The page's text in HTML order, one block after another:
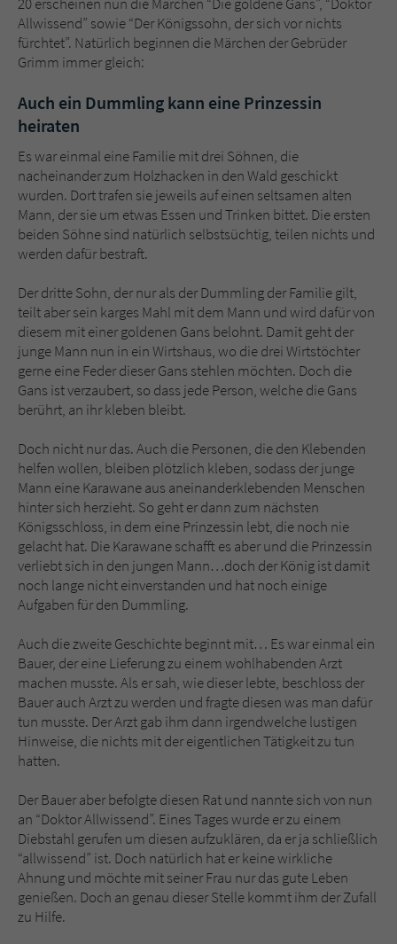
Allwissend” sowie “Der Königssohn, der sich vor nichts
fürchtet”. Natürlich beginnen die Märchen der Gebrüder
Grimm immer gleich:
Auch ein Dummling kann eine Prinzessin
heiraten
Es war einmal eine Familie mit drei Söhnen, die
nacheinander zum Holzhacken in den Wald geschickt
wurden. Dort trafen sie jeweils auf einen seltsamen alten
Mann, der sie um etwas Essen und Trinken bittet. Die ersten
beiden Söhne sind natürlich selbstsüchtig, teilen nichts und
werden dafür bestraft.
Der dritte Sohn, der nur als der Dummling der Familie gilt,
teilt aber sein karges Mahl mit dem Mann und wird dafür von
diesem mit einer goldenen Gans belohnt. Damit geht der
junge Mann nun in ein Wirtshaus, wo die drei Wirtstöchter
gerne eine Feder dieser Gans stehlen möchten. Doch die
Gans ist verzaubert, so dass jede Person, welche die Gans
berührt, an ihr kleben bleibt.
Doch nicht nur das. Auch die Personen, die den Klebenden
helfen wollen, bleiben plötzlich kleben, sodass der junge
Mann eine Karawane aus aneinanderklebenden Menschen
hinter sich herzieht. So geht er dann zum nächsten
Königsschloss, in dem eine Prinzessin lebt, die noch nie
gelacht hat. Die Karawane schafft es aber und die Prinzessin
verliebt sich in den jungen Mann…doch der König ist damit
noch lange nicht einverstanden und hat noch einige
Aufgaben für den Dummling.
Auch die zweite Geschichte beginnt mit… Es war einmal ein
Bauer, der eine Lieferung zu einem wohlhabenden Arzt
machen musste. Als er sah, wie dieser lebte, beschloss der
Bauer auch Arzt zu werden und fragte diesen was man dafür
tun musste. Der Arzt gab ihm dann irgendwelche lustigen
Hinweise, die nichts mit der eigentlichen Tätigkeit zu tun
hatten.
Der Bauer aber befolgte diesen Rat und nannte sich von nun
an “Doktor Allwissend”. Eines Tages wurde er zu einem
Diebstahl gerufen um diesen aufzuklären, da er ja schließlich
“allwissend” ist. Doch natürlich hat er keine wirkliche
Ahnung und möchte mit seiner Frau nur das gute Leben
genießen. Doch an genau dieser Stelle kommt ihm der Zufall
zu Hilfe.
Sicherheitscode des Kontaktformulars zu
überprüfen.